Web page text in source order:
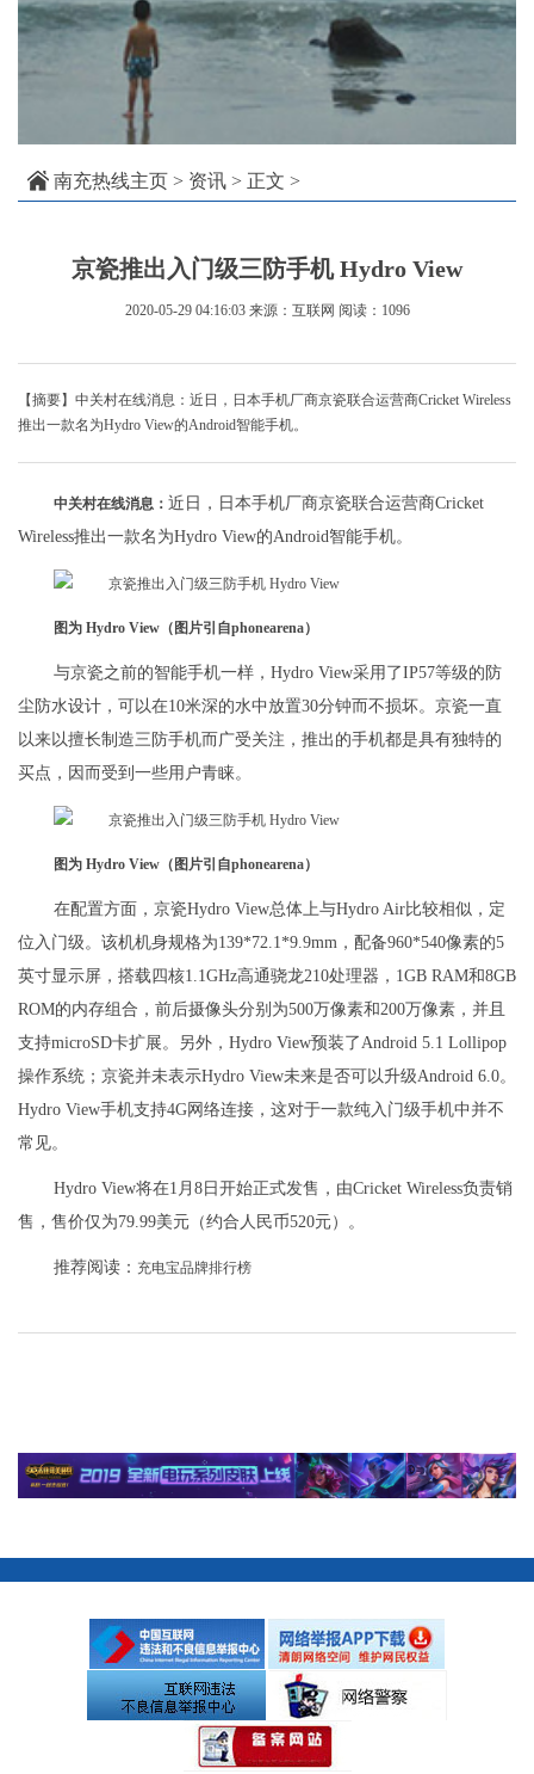
南充热线主页 > 资讯 > 正文 >
京瓷推出入门级三防手机 Hydro View
2020-05-29 04:16:03 来源：互联网 阅读：1096
【摘要】中关村在线消息：近日，日本手机厂商京瓷联合运营商Cricket Wireless
推出一款名为Hydro View的Android智能手机。
中关村在线消息： 近日，日本手机厂商京瓷联合运营商Cricket
Wireless推出一款名为Hydro View的Android智能手机。
图为 Hydro View（图片引自phonearena）
与京瓷之前的智能手机一样，Hydro View采用了IP57等级的防
尘防水设计，可以在10米深的水中放置30分钟而不损坏。京瓷一直
以来以擅长制造三防手机而广受关注，推出的手机都是具有独特的
买点，因而受到一些用户青睐。
图为 Hydro View（图片引自phonearena）
在配置方面，京瓷Hydro View总体上与Hydro Air比较相似，定
位入门级。该机机身规格为139*72.1*9.9mm，配备960*540像素的5
英寸显示屏，搭载四核1.1GHz高通骁龙210处理器，1GB RAM和8GB
ROM的内存组合，前后摄像头分别为500万像素和200万像素，并且
支持microSD卡扩展。另外，Hydro View预装了Android 5.1 Lollipop
操作系统；京瓷并未表示Hydro View未来是否可以升级Android 6.0。
Hydro View手机支持4G网络连接，这对于一款纯入门级手机中并不
常见。
Hydro View将在1月8日开始正式发售，由Cricket Wireless负责销
售，售价仅为79.99美元（约合人民币520元）。
推荐阅读： 充电宝品牌排行榜